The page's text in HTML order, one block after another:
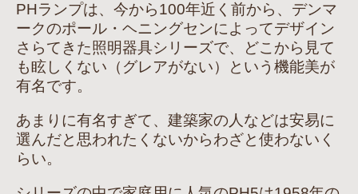
PHランプは、今から100年近く前から、デンマ
ークのポール・ヘニングセンによってデザイン
さらてきた照明器具シリーズで、どこから見て
も眩しくない（グレアがない）という機能美が
有名です。
あまりに有名すぎて、建築家の人などは安易に
選んだと思われたくないからわざと使わないく
らい。